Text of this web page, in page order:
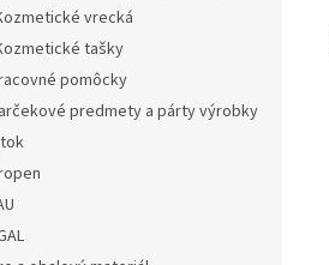
vrecká
tašky
pomôcky
predmety a párty výrobky